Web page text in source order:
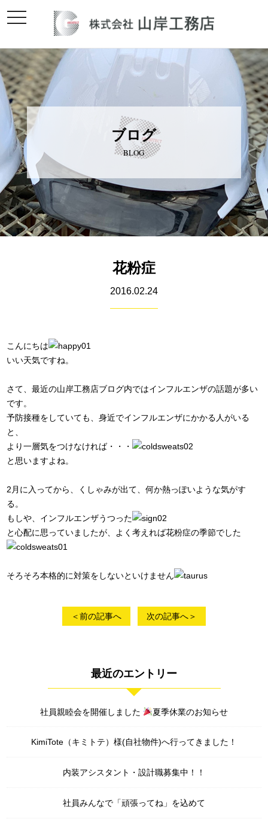
toggle
navigation
ブログ
BLOG
花粉症
2016.02.24
こんにちは
いい天気ですね。
さて、最近の山岸工務店ブログ内ではインフルエンザの話題が多い
です。
予防接種をしていても、身近でインフルエンザにかかる人がいる
と、
より一層気をつけなければ・・・
と思いますよね。
2月に入ってから、くしゃみが出て、何か熱っぽいような気がす
る。
もしや、インフルエンザうつった
と心配に思っていましたが、よく考えれば花粉症の季節でした
そろそろ本格的に対策をしないといけません
＜前の記事へ 次の記事へ＞
最近のエントリー
社員親睦会を開催しました 夏季休業のお知らせ
KimiTote（キミトテ）様(自社物件)へ行ってきました！
内装アシスタント・設計職募集中！！
社員みんなで「頑張ってね」を込めて